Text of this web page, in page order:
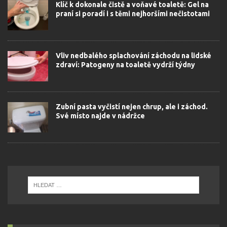
Klíč k dokonale čistě a voňavé toaletě: Gel na
praní si poradí i s těmi nejhoršími nečistotami
Vliv nedbalého splachování záchodu na lidské
zdraví: Patogeny na toaletě vydrží týdny
Zubní pasta vyčistí nejen chrup, ale i záchod.
Své místo najde v nádržce